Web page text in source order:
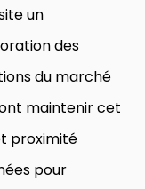
un
des
du marché
maintenir cet
proximité
pour